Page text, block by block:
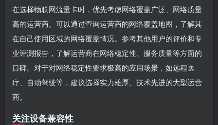
在选择物联网流量卡时，优先考虑网络覆盖广泛、网络质量
高的运营商。可以通过查询运营商的网络覆盖地图，了解其
在自己使用区域的网络覆盖情况。参考其他用户的评价和专
业评测报告，了解运营商在网络稳定性、服务质量等方面的
口碑。对于对网络稳定性要求极高的应用场景，如远程医
疗、自动驾驶等，建议选择实力雄厚、技术先进的大型运营
商。
关注设备兼容性